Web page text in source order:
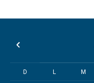
D L M